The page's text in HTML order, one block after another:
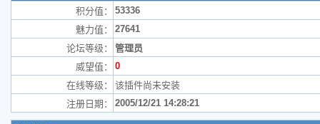
积分值：
53336
魅力值：
27641
论坛等级：
管理员
威望值：
0
在线等级：
该插件尚未安装
注册日期：
2005/12/21 14:28:21